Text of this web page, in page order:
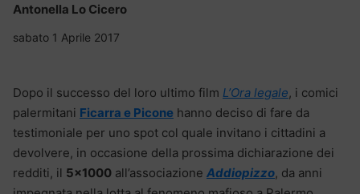
Antonella Lo Cicero
sabato 1 Aprile 2017
Dopo il successo del loro ultimo film L’Ora legale, i comici
palermitani Ficarra e Picone hanno deciso di fare da
testimoniale per uno spot col quale invitano i cittadini a
devolvere, in occasione della prossima dichiarazione dei
redditi, il 5×1000 all’associazione Addiopizzo, da anni